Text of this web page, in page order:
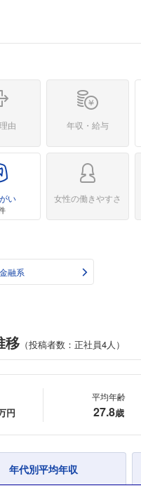
由 年収・給与
い 女性の働きやすさ
金融系
移 （投稿者数：正社員4人）
円
平均年齢
27.8歳
年代別平均年収